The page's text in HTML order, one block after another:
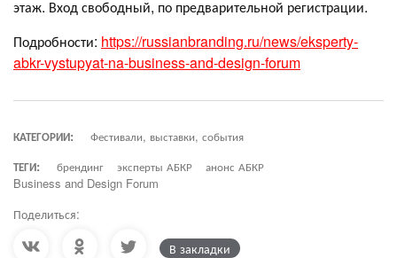
этаж. Вход свободный, по предварительной регистрации.
Подробности: https://russianbranding.ru/news/eksperty-
abkr-vystupyat-na-business-and-design-forum
КАТЕГОРИИ:
Фестивали, выставки, события
ТЕГИ:
брендинг эксперты АБКР
анонс АБКР
Business and Design Forum
Поделиться:
В закладки